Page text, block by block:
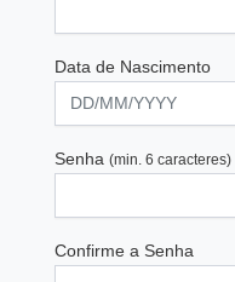
Data de Nascimento
Senha (min. 6 caracteres)
Confirme a Senha